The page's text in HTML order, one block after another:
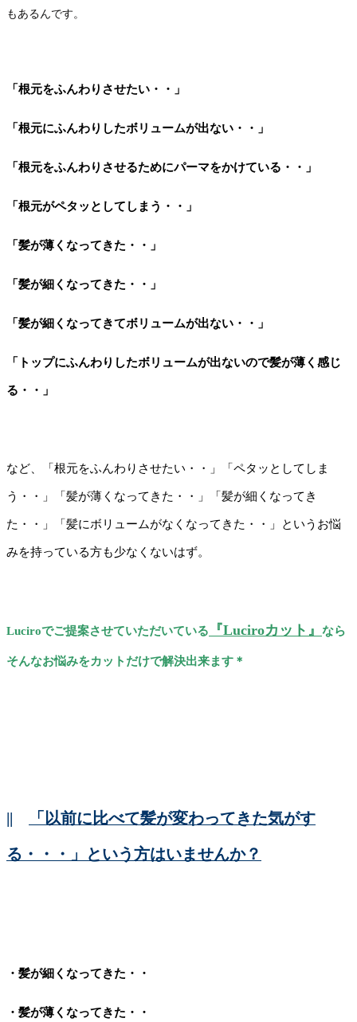
もあるんです。
「根元をふんわりさせたい・・」
「根元にふんわりしたボリュームが出ない・・」
「根元をふんわりさせるためにパーマをかけている・・」
「根元がペタッとしてしまう・・」
「髪が薄くなってきた・・」
「髪が細くなってきた・・」
「髪が細くなってきてボリュームが出ない・・」
「トップにふんわりしたボリュームが出ないので髪が薄く感じ
る・・」
など、「根元をふんわりさせたい・・」「ペタッとしてしま
う・・」「髪が薄くなってきた・・」「髪が細くなってき
た・・」「髪にボリュームがなくなってきた・・」というお悩
みを持っている方も少なくないはず。
Luciroでご提案させていただいている 『Luciroカット』 なら
そんなお悩みをカットだけで解決出来ます＊
「以前に比べて髪が変わってきた気がす
る・・・」という方はいませんか？
・髪が細くなってきた・・
・髪が薄くなってきた・・